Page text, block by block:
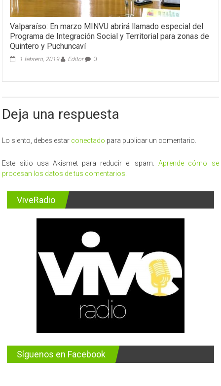
Valparaíso: En marzo MINVU abrirá llamado especial del
Programa de Integración Social y Territorial para zonas de
Quintero y Puchuncaví
1 febrero, 2019 Editor 0
Deja una respuesta
Lo siento, debes estar conectado para publicar un comentario.
Este sitio usa Akismet para reducir el spam.Aprende cómo se
procesan los datos de tus comentarios.
ViveRadio
Síguenos en Facebook